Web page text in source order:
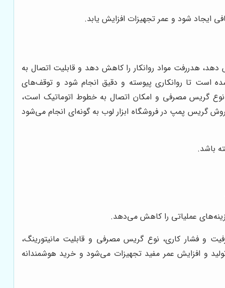
ایجاد شود و عمر تجهیزات افزایش یابد.
هدررفت مواد روانکار را کاهش دهد و قابلیت اتصال به
شده است تا روانکاری پیوسته و دقیق انجام شود و توقف‌های
گریس مصرفی و امکان اتصال به خطوط اتوماتیک است،
گریس پمپ در فروشگاه ابزار لوب به گونه‌ای انجام می‌شود
باشد.
عملیاتی را کاهش می‌دهد.
فشار کاری، نوع گریس مصرفی و قابلیت مانیتورینگ،
و افزایش عمر مفید تجهیزات می‌شود و خرید هوشمندانه